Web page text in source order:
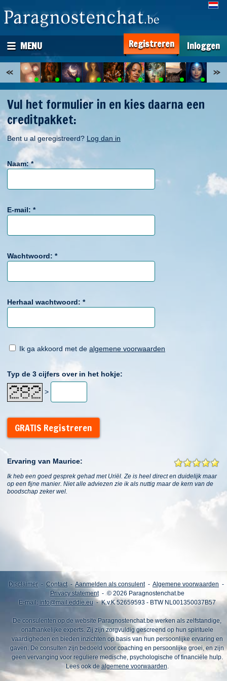
MENU Registreren Inloggen
Vul het formulier in en kies daarna een
creditpakket:
Bent u al geregistreerd? Log dan in
Naam:*
E-mail: *
Wachtwoord: *
Herhaal wachtwoord: *
Ik ga akkoord met de algemene voorwaarden
Typ de 3 cijfers over in het hokje:
>
GRATIS Registreren
Ervaring van Maurice:
Ik heb een goed gesprek gehad met Uriël. Ze is heel direct en duidelijk maar
op een fijne manier. Niet alle adviezen zie ik als nuttig maar de kern van de
boodschap zeker wel.
Disclaimer - Contact- Aanmelden als consulent- Algemene voorwaarden -
Privacy statement- © 2026 Paragnostenchat.be
E-mail: info@mail.eddie.eu - K.v.K 52659593 - BTW NL001350037B57
De consulenten op de website Paragnostenchat.be werken als zelfstandige,
onafhankelijke experts. Zij zijn zorgvuldig gescreend op hun spirituele
vaardigheden en bieden inzichten op basis van hun persoonlijke ervaring en
gaven. De consulten zijn bedoeld voor coaching en persoonlijke groei, en zijn
geen vervanging voor reguliere medische, psychologische of financiële hulp.
Lees ook de algemene voorwaarden.